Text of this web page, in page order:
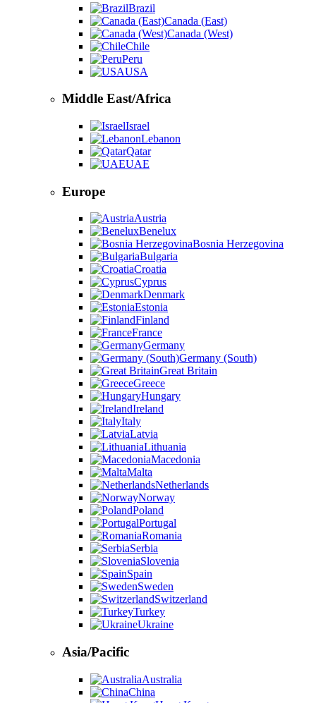
Brazil
Canada (East)
Canada (West)
Chile
Peru
USA
Middle East/Africa
Israel
Lebanon
Qatar
UAE
Europe
Austria
Benelux
Bosnia Herzegovina
Bulgaria
Croatia
Cyprus
Denmark
Estonia
Finland
France
Germany
Germany (South)
Great Britain
Greece
Hungary
Ireland
Italy
Latvia
Lithuania
Macedonia
Malta
Netherlands
Norway
Poland
Portugal
Romania
Serbia
Slovenia
Spain
Sweden
Switzerland
Turkey
Ukraine
Asia/Pacific
Australia
China